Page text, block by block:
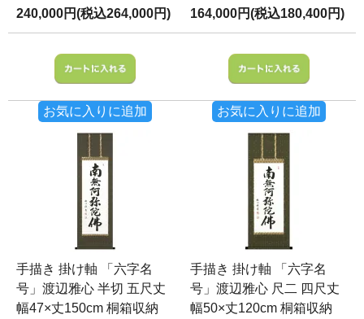
240,000円(税込264,000円)
お気に入りに追加
164,000円(税込180,400円)
お気に入りに追加
手描き 掛け軸 「六字名
号」渡辺雅心 半切 五尺丈
幅47×丈150cm 桐箱収納
手描き 掛け軸 「六字名
号」渡辺雅心 尺二 四尺丈
幅50×丈120cm 桐箱収納